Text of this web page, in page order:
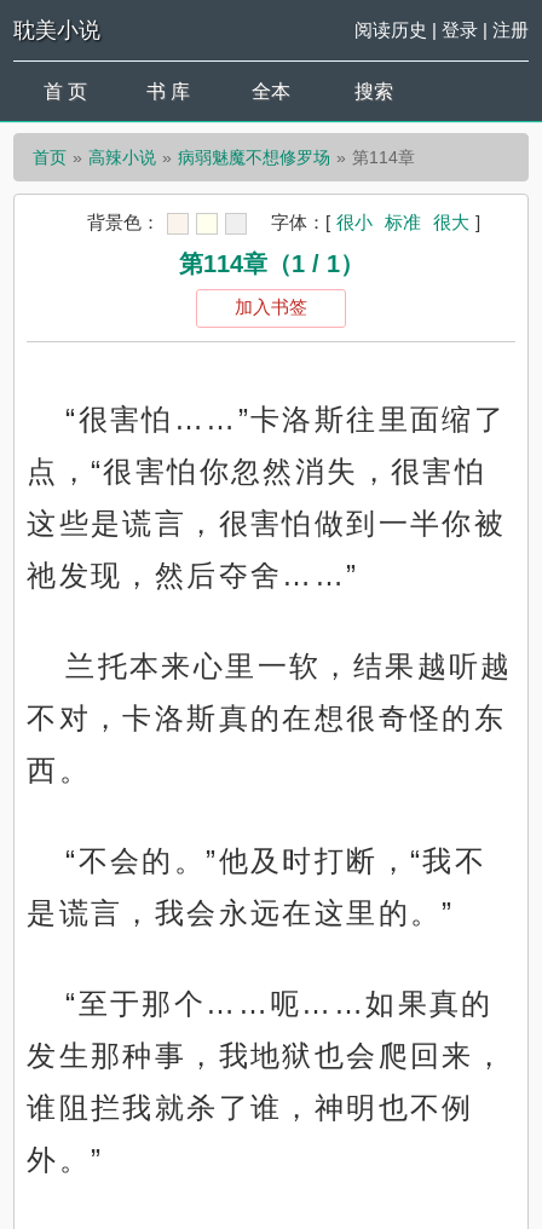
耽美小说 阅读历史 | 登录| 注册
首 页 书 库 全本 搜索
首页 高辣小说 病弱魅魔不想修罗场 第114章
背景色： 字体： [ 很小 标准 很大 ]
第114章（1 / 1）
加入书签
“很害怕……”卡洛斯往里面缩了
点，“很害怕你忽然消失，很害怕
这些是谎言，很害怕做到一半你被
祂发现，然后夺舍……”
兰托本来心里一软，结果越听越
不对，卡洛斯真的在想很奇怪的东
西。
“不会的。”他及时打断，“我不
是谎言，我会永远在这里的。”
“至于那个……呃……如果真的
发生那种事，我地狱也会爬回来，
谁阻拦我就杀了谁，神明也不例
外。”